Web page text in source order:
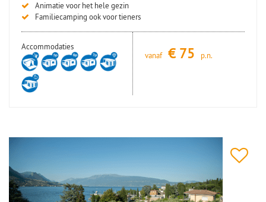
Animatie voor het hele gezin
Familiecamping ook voor tieners
Accommodaties
vanaf
€ 75 p.n.